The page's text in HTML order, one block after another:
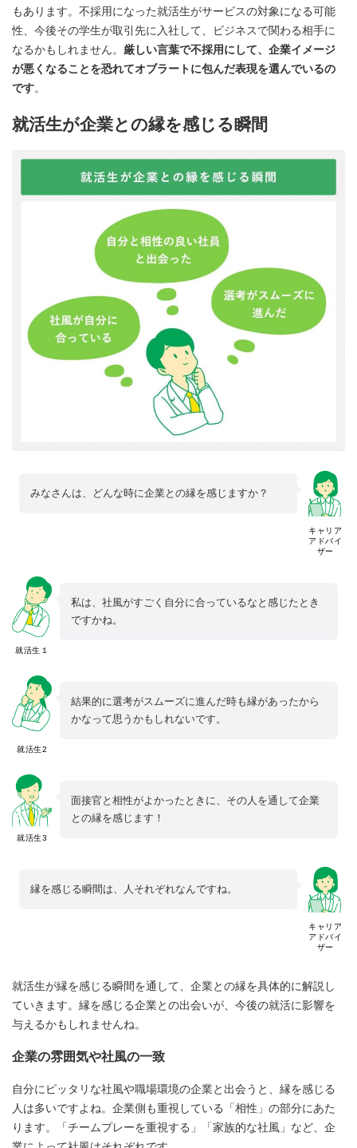
もあります。不採用になった就活生がサービスの対象になる可能
性、今後その学生が取引先に入社して、ビジネスで関わる相手に
なるかもしれません。 厳しい言葉で不採用にして、企業イメージ
が悪くなることを恐れてオブラートに包んだ表現を選んでいるの
です。
就活生が企業との縁を感じる瞬間
キャリア
アドバイ
ザー
みなさんは、どんな時に企業との縁を感じますか？
就活生１
私は、社風がすごく自分に合っているなと感じたとき
ですかね。
就活生2
結果的に選考がスムーズに進んだ時も縁があったから
かなって思うかもしれないです。
就活生3
面接官と相性がよかったときに、その人を通して企業
との縁を感じます！
キャリア
アドバイ
ザー
縁を感じる瞬間は、人それぞれなんですね。
就活生が縁を感じる瞬間を通して、企業との縁を具体的に解説し
ていきます。縁を感じる企業との出会いが、今後の就活に影響を
与えるかもしれませんね。
企業の雰囲気や社風の一致
自分にピッタリな社風や職場環境の企業と出会うと、縁を感じる
人は多いですよね。企業側も重視している「相性」の部分にあた
ります。「チームプレーを重視する」「家族的な社風」など、企